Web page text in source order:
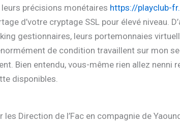
précisions monétaires https://playclub-
d’votre cryptage SSL pour élevé niveau.
gestionnaires, leurs portemonnaies
de condition travaillent sur mon
Bien entendu, vous-même rien allez
disponibles.
Direction de l’Fac en compagnie de